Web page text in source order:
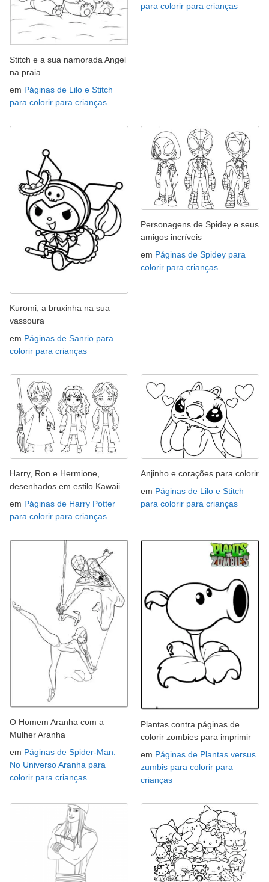
Stitch e a sua namorada Angel
na praia
em Páginas de Lilo e Stitch
para colorir para crianças
para colorir para crianças
Kuromi, a bruxinha na sua
vassoura
em Páginas de Sanrio para
colorir para crianças
Personagens de Spidey e seus
amigos incríveis
em Páginas de Spidey para
colorir para crianças
Harry, Ron e Hermione,
desenhados em estilo Kawaii
em Páginas de Harry Potter
para colorir para crianças
Anjinho e corações para colorir
em Páginas de Lilo e Stitch
para colorir para crianças
O Homem Aranha com a
Mulher Aranha
em Páginas de Spider-Man:
No Universo Aranha para
colorir para crianças
Plantas contra páginas de
colorir zombies para imprimir
em Páginas de Plantas versus
zumbis para colorir para
crianças